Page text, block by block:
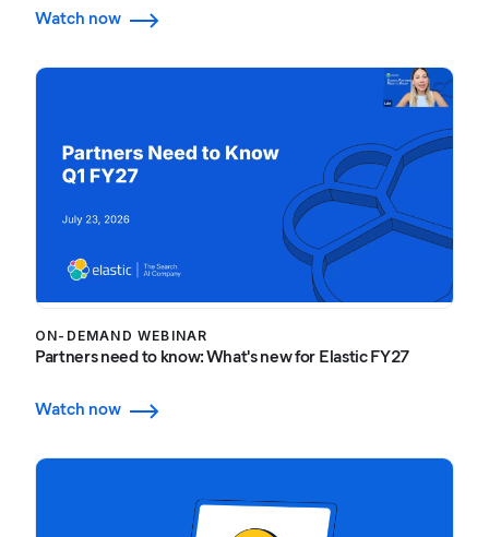
Watch now
ON-DEMAND WEBINAR
Partners need to know: What's new for Elastic FY27
Watch now